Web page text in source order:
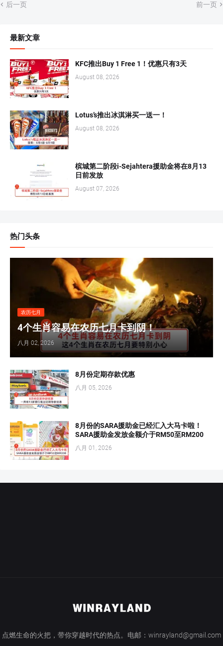
后一页 前一页
最新文章
KFC推出Buy 1 Free 1！优惠只有3天
August 08, 2026
Lotus’s推出冰淇淋买一送一！
August 08, 2026
槟城第二阶段i-Sejahtera援助金将在8月13
日前发放
August 07, 2026
热门头条
农历七月
4个生肖容易在农历七月卡到阴！
八月 02, 2026
8月份定期存款优惠
八月 05, 2026
8月份的SARA援助金已经汇入大马卡啦！
SARA援助金发放金额介于RM50至RM200
八月 01, 2026
点燃生命的火把，带你穿越时代的热点。电邮：winrayland@gmail.com